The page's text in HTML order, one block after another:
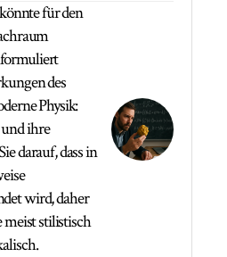
für den
des
Physik:
ihre
darauf, dass in
wird, daher
meist stilistisch